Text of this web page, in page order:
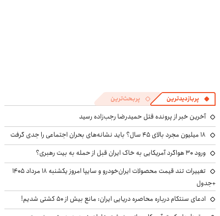
پربازدیدترین پربحث‌ترین
آخرین خبر از پرونده قتل حمیدرضا رجب‌زاده رسید
۱۸ میلیون مجرد بالای ۴۵ سال؟ باید نشانه‌های بحران اجتماعی را جدی گرفت
ورود ۳۰ هواگرد آمریکایی به خاک ایران قبل از حمله به بیت رهبری؟
تغییرات تند قیمت محصولات ایران‌خودرو و سایپا امروز یکشنبه ۱۸ مرداد ۱۴۰۵
+جدول
ادعای سنتکام درباره محاصره دریایی ایران: مانع بیش از ۵۰ کشتی شدیم!